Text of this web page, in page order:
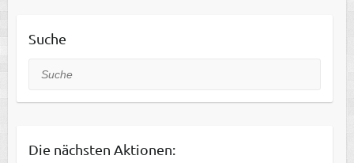
Suche
Suche
Die nächsten Aktionen: